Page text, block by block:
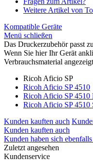
Weitere Artikel von
Kompatible Geräte
Menü schließen
Das Druckerzubehör passt
Wenn Sie hier Ihr Gerät
Verbrauchsmaterial
Ricoh Aficio SP
Ricoh Aficio SP 4510
Ricoh Aficio SP 4510
Ricoh Aficio SP 4510
Kunden kauften auch
Kunden kauften auch
Kunden haben sich ebenfalls
Zuletzt angesehen
Kundenservice